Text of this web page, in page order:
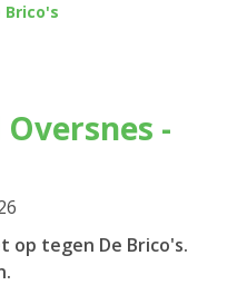
op tegen De Brico's.